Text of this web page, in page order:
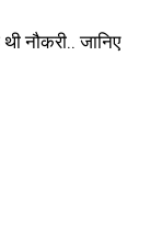
नौकरी.. जानिए